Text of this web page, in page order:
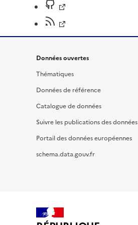
Données ouvertes
Thématiques
Données de référence
Catalogue de données
Suivre les publications des données
Portail des données européennes
schema.data.gouv.fr